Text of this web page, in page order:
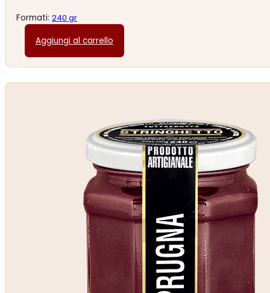
Formati:240 gr
Aggiungi al carrello